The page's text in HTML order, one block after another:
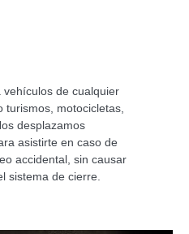
de cualquier
turismos, motocicletas,
desplazamos
asistirte en caso de
accidental, sin causar
sistema de cierre.